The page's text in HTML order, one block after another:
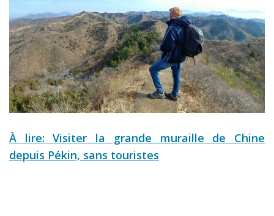
À lire: Visiter la grande muraille de Chine
depuis Pékin, sans touristes